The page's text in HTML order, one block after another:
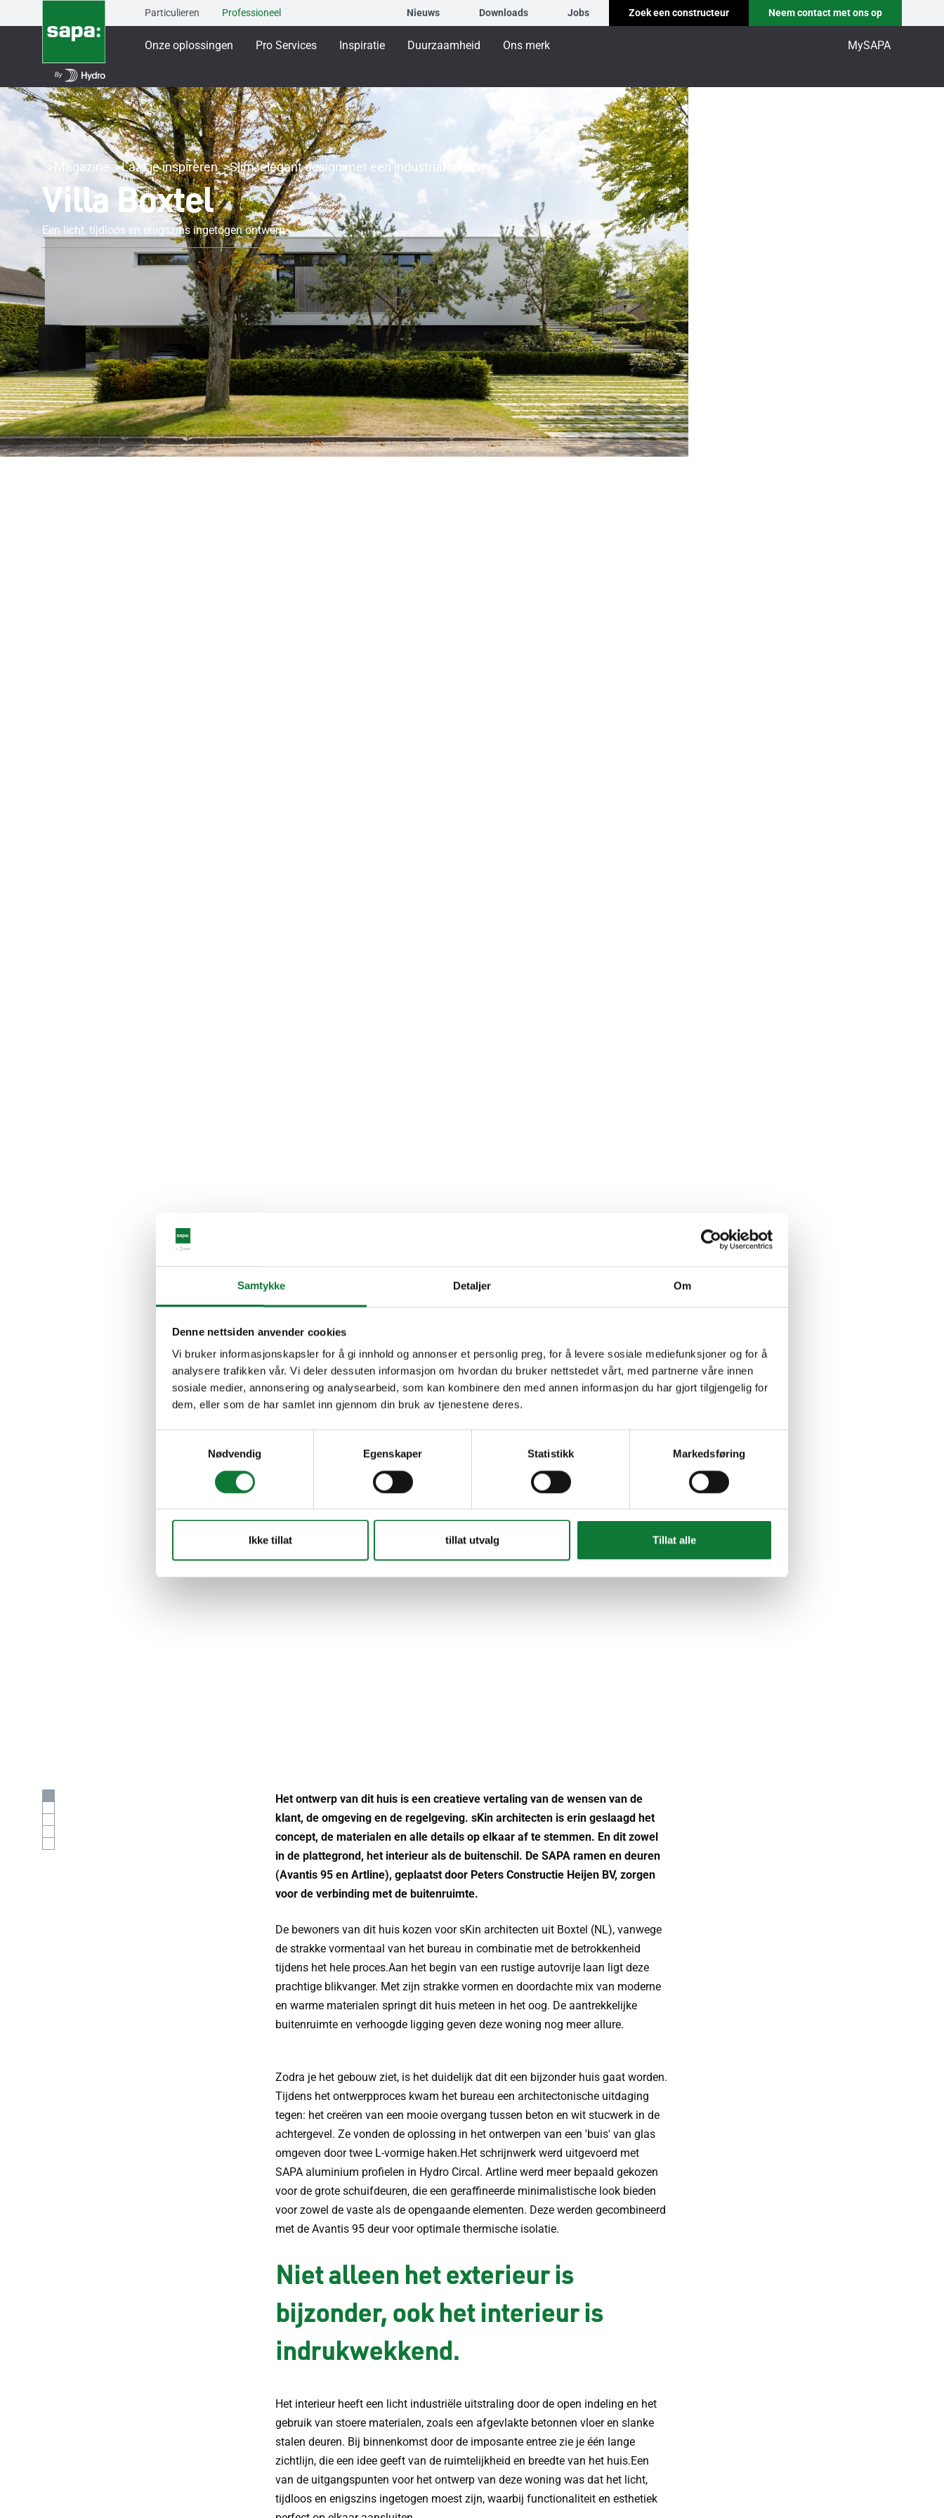
Samtykke Detaljer Om
Denne nettsiden anvender cookies
Vi bruker informasjonskapsler for å gi innhold og annonser et personlig preg, for å levere sosiale mediefunksjoner og for å
analysere trafikken vår. Vi deler dessuten informasjon om hvordan du bruker nettstedet vårt, med partnerne våre innen
sosiale medier, annonsering og analysearbeid, som kan kombinere den med annen informasjon du har gjort tilgjengelig for
dem, eller som de har samlet inn gjennom din bruk av tjenestene deres.
Nødvendig
Egenskaper Statistikk Markedsføring
Ikke tillat tillat utvalg Tillat alle
Particulieren Professioneel Nieuws Downloads Jobs Zoek een constructeur Neem contact met ons op
Onze oplossingen Pro Services Inspiratie Duurzaamheid Ons merk MySAPA
Magazine Laat je inspireren Slim, elegant design met een industrial touch
Villa Boxtel
Een licht, tijdloos en enigszins ingetogen ontwerp
Het ontwerp van dit huis is een creatieve vertaling van de wensen van de
klant, de omgeving en de regelgeving. sKin architecten is erin geslaagd het
concept, de materialen en alle details op elkaar af te stemmen. En dit zowel
in de plattegrond, het interieur als de buitenschil. De SAPA ramen en deuren
(Avantis 95 en Artline), geplaatst door Peters Constructie Heijen BV, zorgen
voor de verbinding met de buitenruimte.
De bewoners van dit huis kozen voor sKin architecten uit Boxtel (NL), vanwege
de strakke vormentaal van het bureau in combinatie met de betrokkenheid
tijdens het hele proces.Aan het begin van een rustige autovrije laan ligt deze
prachtige blikvanger. Met zijn strakke vormen en doordachte mix van moderne
en warme materialen springt dit huis meteen in het oog. De aantrekkelijke
buitenruimte en verhoogde ligging geven deze woning nog meer allure.
Zodra je het gebouw ziet, is het duidelijk dat dit een bijzonder huis gaat worden.
Tijdens het ontwerpproces kwam het bureau een architectonische uitdaging
tegen: het creëren van een mooie overgang tussen beton en wit stucwerk in de
achtergevel. Ze vonden de oplossing in het ontwerpen van een 'buis' van glas
omgeven door twee L-vormige haken.Het schrijnwerk werd uitgevoerd met
SAPA aluminium profielen in Hydro Circal. Artline werd meer bepaald gekozen
voor de grote schuifdeuren, die een geraffineerde minimalistische look bieden
voor zowel de vaste als de opengaande elementen. Deze werden gecombineerd
met de Avantis 95 deur voor optimale thermische isolatie.
Niet alleen het exterieur is
bijzonder, ook het interieur is
indrukwekkend.
Het interieur heeft een licht industriële uitstraling door de open indeling en het
gebruik van stoere materialen, zoals een afgevlakte betonnen vloer en slanke
stalen deuren. Bij binnenkomst door de imposante entree zie je één lange
zichtlijn, die een idee geeft van de ruimtelijkheid en breedte van het huis.Een
van de uitgangspunten voor het ontwerp van deze woning was dat het licht,
tijdloos en enigszins ingetogen moest zijn, waarbij functionaliteit en esthetiek